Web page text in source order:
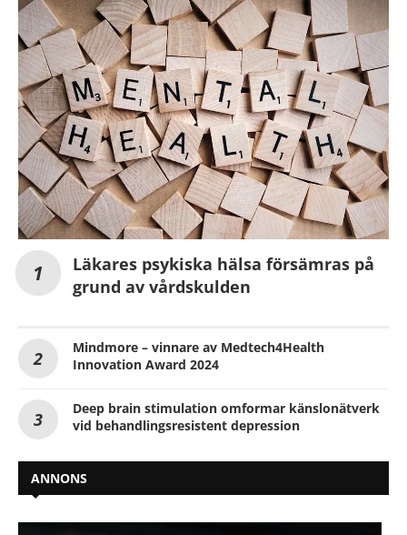
Läkares psykiska hälsa försämras på
grund av vårdskulden
Mindmore – vinnare av Medtech4Health
Innovation Award 2024
Deep brain stimulation omformar känslonätverk
vid behandlingsresistent depression
ANNONS